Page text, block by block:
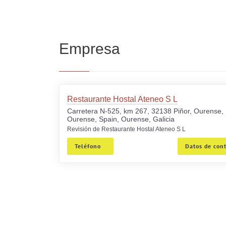
Empresa
Restaurante Hostal Ateneo S L
Carretera N-525, km 267, 32138 Piñor, Ourense,
Ourense, Spain, Ourense, Galicia
Revisión de Restaurante Hostal Ateneo S L
Teléfono Datos de